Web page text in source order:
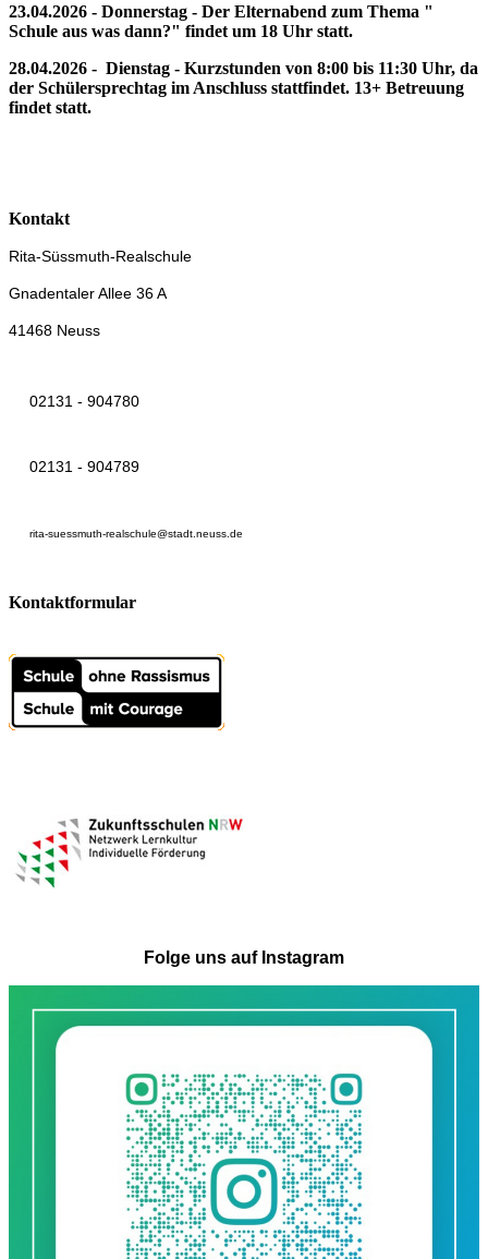
23.04.2026 - Donnerstag - Der Elternabend zum Thema "
Schule aus was dann?" findet um 18 Uhr statt.
28.04.2026 - Dienstag - Kurzstunden von 8:00 bis 11:30 Uhr, da
der Schülersprechtag im Anschluss stattfindet. 13+ Betreuung
findet statt.
Kontakt
Rita-Süssmuth-Realschule
Gnadentaler Allee 36 A
41468 Neuss
02131 - 904780
02131 - 904789
rita-suessmuth-realschule@stadt.neuss.de
Kontaktformular
Folge uns auf Instagram